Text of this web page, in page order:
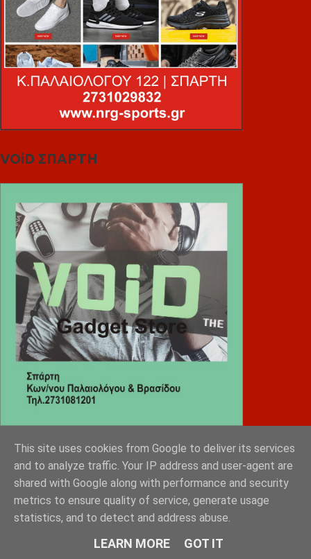
VOiD ΣΠΑΡΤΗ
Diafimistes.gr
This site uses cookies from Google to deliver its services
and to analyze traffic. Your IP address and user-agent are
shared with Google along with performance and security
metrics to ensure quality of service, generate usage
statistics, and to detect and address abuse.
LEARN MORE GOT IT